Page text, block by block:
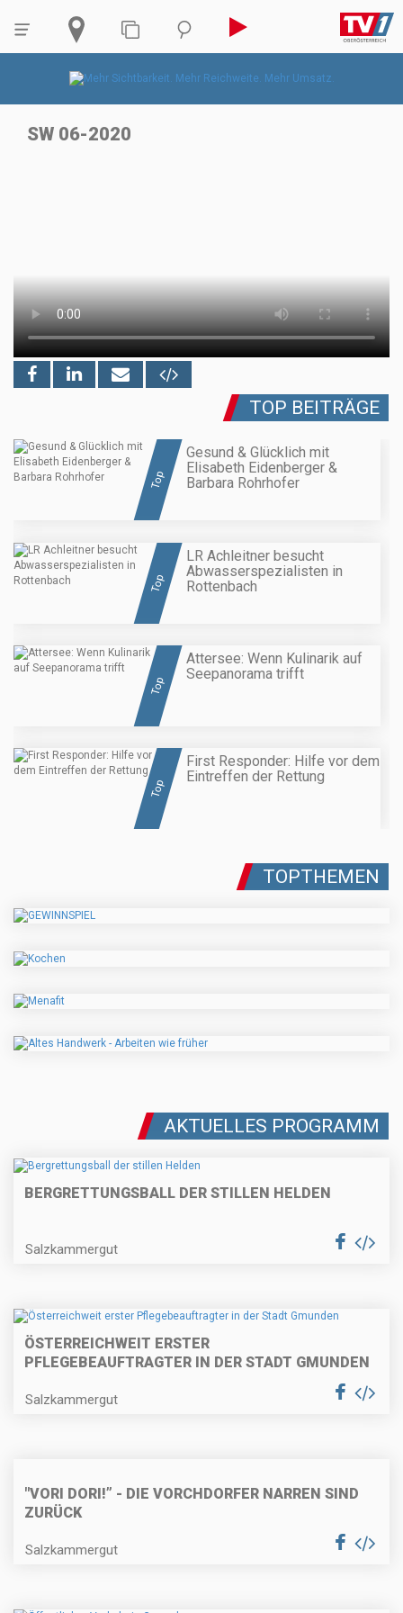
SW 06-2020
TOP BEITRÄGE
Top
Gesund & Glücklich mit
Elisabeth Eidenberger &
Barbara Rohrhofer
Top
LR Achleitner besucht
Abwasserspezialisten in
Rottenbach
Top
Attersee: Wenn Kulinarik auf
Seepanorama trifft
Top
First Responder: Hilfe vor dem
Eintreffen der Rettung
TOPTHEMEN
AKTUELLES PROGRAMM
BERGRETTUNGSBALL DER STILLEN HELDEN
Salzkammergut
ÖSTERREICHWEIT ERSTER
PFLEGEBEAUFTRAGTER IN DER STADT GMUNDEN
Salzkammergut
"VORI DORI!” - DIE VORCHDORFER NARREN SIND
ZURÜCK
Salzkammergut